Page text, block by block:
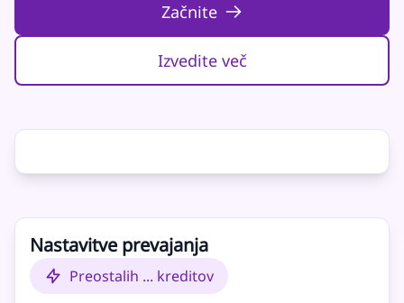
Začnite
Izvedite več
Izvirnik Prevod
Nastavitve prevajanja
Preostalih ... kreditov